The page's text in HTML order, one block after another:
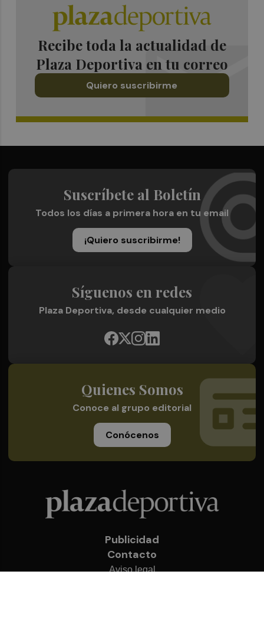
Recibe toda la actualidad de
Plaza Deportiva en tu correo
Quiero suscribirme
Suscríbete al Boletín
Todos los días a primera hora en tu email
¡Quiero suscribirme!
Síguenos en redes
Plaza Deportiva, desde cualquier medio
Quienes Somos
Conoce al grupo editorial
Conócenos
Publicidad
Contacto
Aviso legal